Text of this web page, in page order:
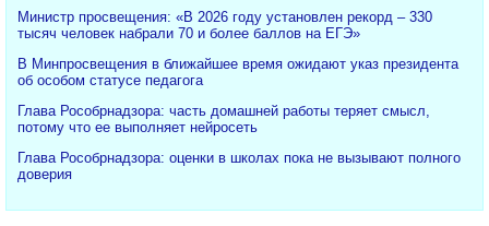
Министр просвещения: «В 2026 году установлен рекорд – 330
тысяч человек набрали 70 и более баллов на ЕГЭ»
В Минпросвещения в ближайшее время ожидают указ президента
об особом статусе педагога
Глава Рособрнадзора: часть домашней работы теряет смысл,
потому что ее выполняет нейросеть
Глава Рособрнадзора: оценки в школах пока не вызывают полного
доверия